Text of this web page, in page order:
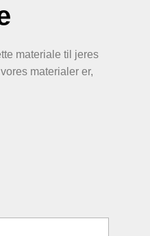
materiale til jeres
materialer er,